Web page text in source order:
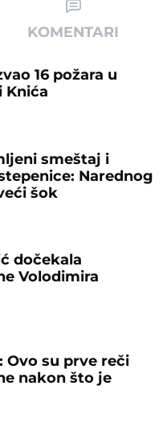
KOMENTARI
16 požara u
Knića
smeštaj i
Narednog
šok
dočekala
Volodimira
Ovo su prve reči
nakon što je